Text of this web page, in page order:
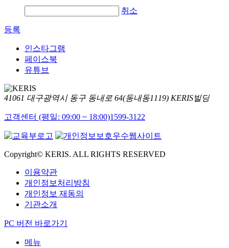
취소
등록
인스타그램
페이스북
유튜브
41061 대구광역시 동구 동내로 64(동내동1119) KERIS빌딩
고객센터 (평일: 09:00 ~ 18:00)1599-3122
Copyright© KERIS. ALL RIGHTS RESERVED
이용약관
개인정보처리방침
개인정보 재동의
기관소개
PC 버전 바로가기
메뉴